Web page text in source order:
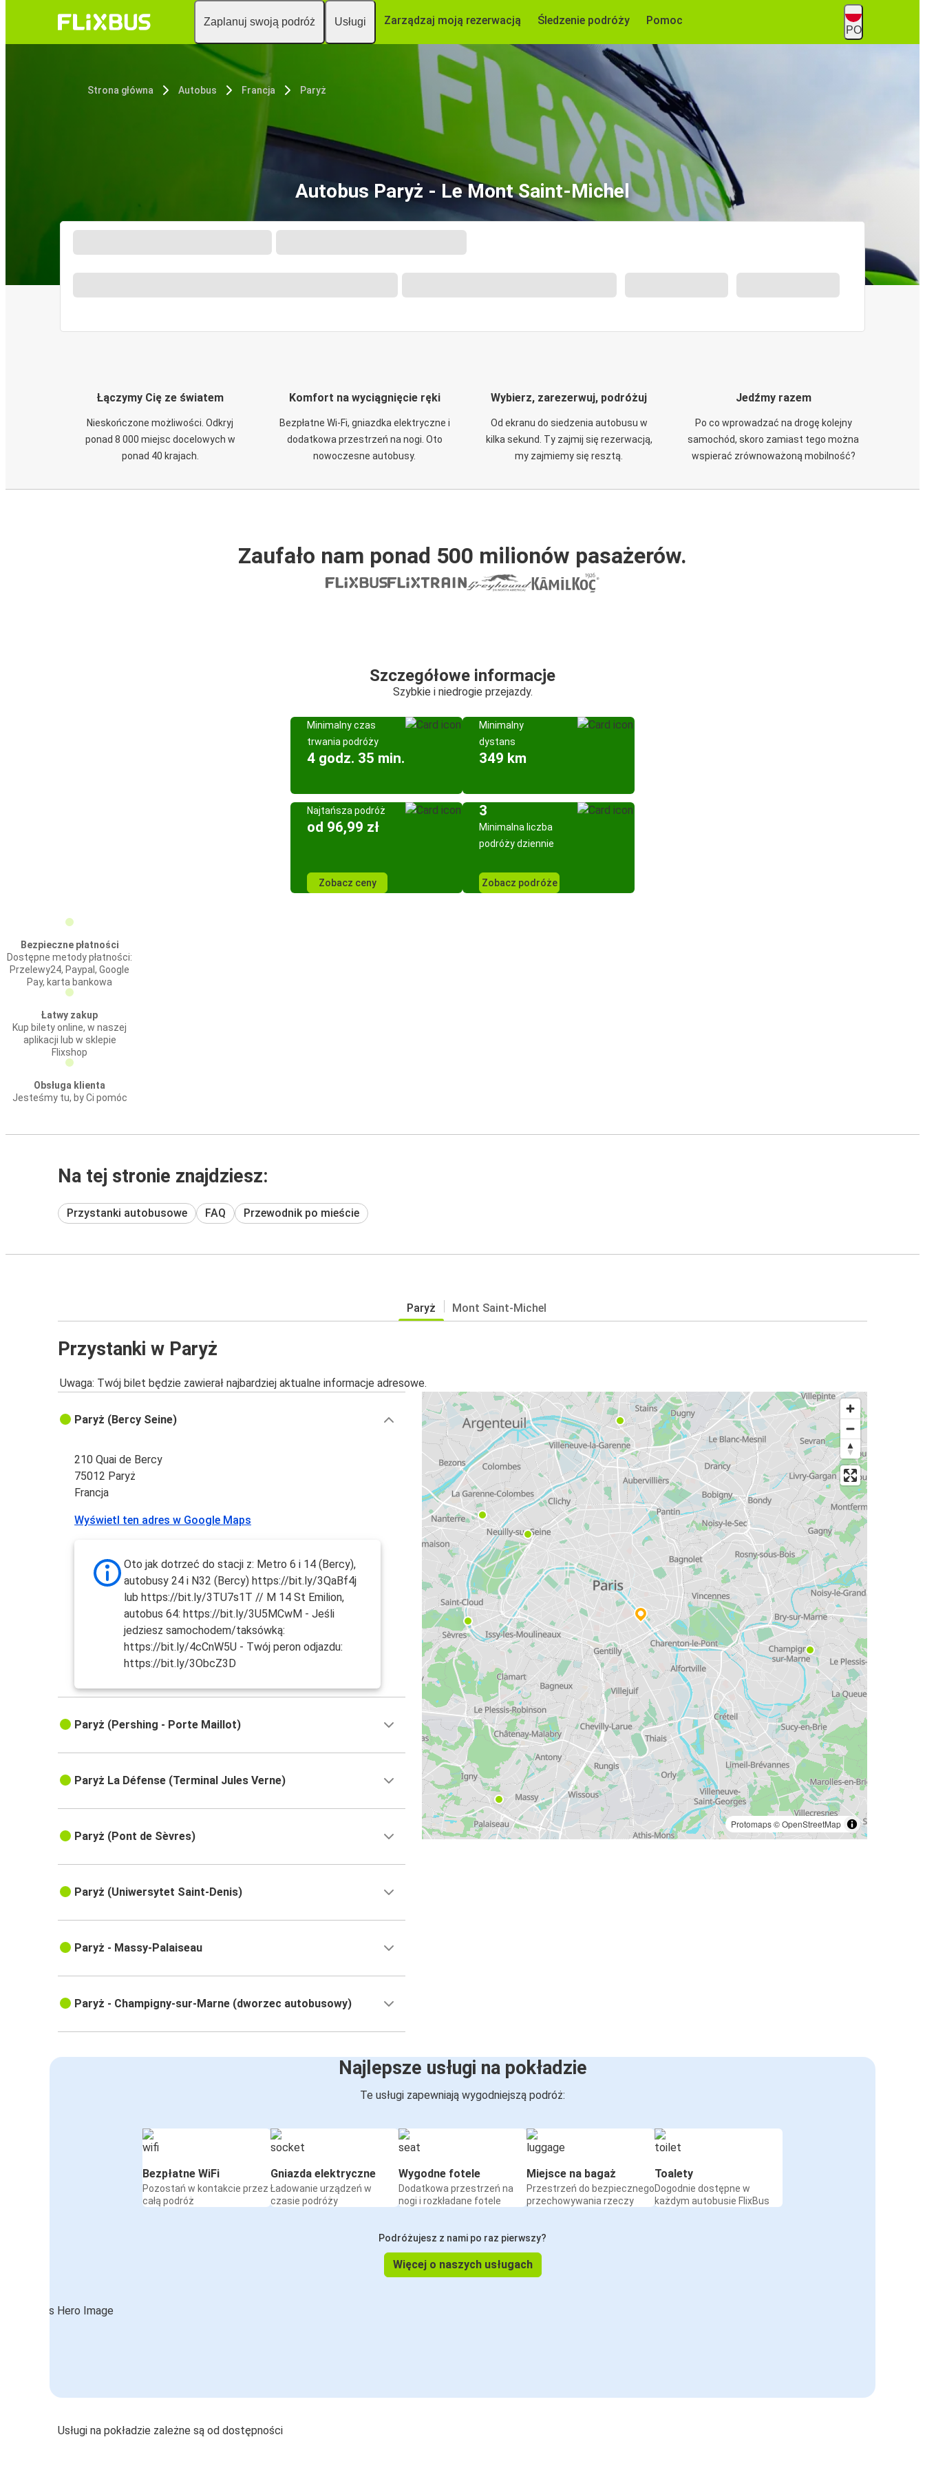
Zaplanuj swoją podróż Usługi Zarządzaj moją rezerwacją Śledzenie podróży Pomoc
PO
Strona główna Autobus Francja Paryż
Autobus Paryż - Le Mont Saint-Michel
Łączymy Cię ze światem
Nieskończone możliwości. Odkryj
ponad 8 000 miejsc docelowych w
ponad 40 krajach.
Komfort na wyciągnięcie ręki
Bezpłatne Wi-Fi, gniazdka elektryczne i
dodatkowa przestrzeń na nogi. Oto
nowoczesne autobusy.
Wybierz, zarezerwuj, podróżuj
Od ekranu do siedzenia autobusu w
kilka sekund. Ty zajmij się rezerwacją,
my zajmiemy się resztą.
Jedźmy razem
Po co wprowadzać na drogę kolejny
samochód, skoro zamiast tego można
wspierać zrównoważoną mobilność?
Zaufało nam ponad 500 milionów pasażerów.
Szczegółowe informacje
Szybkie i niedrogie przejazdy.
Minimalny czas
trwania podróży
4 godz. 35 min.
Minimalny
dystans
349 km
Najtańsza podróż
od 96,99 zł
Zobacz ceny
3
Minimalna liczba
podróży dziennie
Zobacz podróże
Bezpieczne płatności
Dostępne metody płatności:
Przelewy24, Paypal, Google
Pay, karta bankowa
Łatwy zakup
Kup bilety online, w naszej
aplikacji lub w sklepie
Flixshop
Obsługa klienta
Jesteśmy tu, by Ci pomóc
Na tej stronie znajdziesz:
Przystanki autobusowe FAQ Przewodnik po mieście
Paryż Mont Saint-Michel
Przystanki w Paryż
Uwaga: Twój bilet będzie zawierał najbardziej aktualne informacje adresowe.
Protomaps©OpenStreetMap
Paryż (Bercy Seine)
210 Quai de Bercy
75012 Paryż
Francja
Wyświetl ten adres w Google Maps
Oto jak dotrzeć do stacji z: Metro 6 i 14 (Bercy),
autobusy 24 i N32 (Bercy) https://bit.ly/3QaBf4j
lub https://bit.ly/3TU7s1T // M 14 St Emilion,
autobus 64: https://bit.ly/3U5MCwM - Jeśli
jedziesz samochodem/taksówką:
https://bit.ly/4cCnW5U - Twój peron odjazdu:
https://bit.ly/3ObcZ3D
Paryż (Pershing - Porte Maillot)
Paryż La Défense (Terminal Jules Verne)
Paryż (Pont de Sèvres)
Paryż (Uniwersytet Saint-Denis)
Paryż - Massy-Palaiseau
Paryż - Champigny-sur-Marne (dworzec autobusowy)
Najlepsze usługi na pokładzie
Te usługi zapewniają wygodniejszą podróż:
Bezpłatne WiFi
Pozostań w kontakcie przez
całą podróż
Gniazda elektryczne
Ładowanie urządzeń w
czasie podróży
Wygodne fotele
Dodatkowa przestrzeń na
nogi i rozkładane fotele
Miejsce na bagaż
Przestrzeń do bezpiecznego
przechowywania rzeczy
Toalety
Dogodnie dostępne w
każdym autobusie FlixBus
Podróżujesz z nami po raz pierwszy?
Więcej o naszych usługach
Usługi na pokładzie zależne są od dostępności